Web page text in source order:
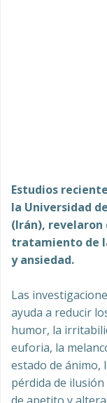
Estudios
la Universidad
(Irán), revelaron
tratamiento de
y ansiedad.
Las
ayuda a reducir
humor, la
euforia, la
estado de ánimo,
pérdida de